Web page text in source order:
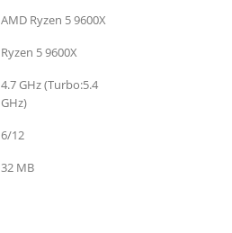
AMD Ryzen 5 9600X
Ryzen 5 9600X
4.7 GHz (Turbo:5.4
GHz)
6/12
32 MB